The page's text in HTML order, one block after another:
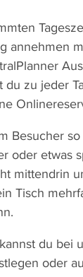
annehmen
du zu jeder
Besucher
oder etwas
mittendrin
Tisch
du bei
oder